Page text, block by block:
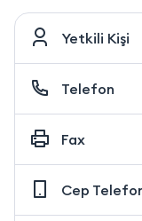
Yetkili Kişi
Telefon
Fax
Cep